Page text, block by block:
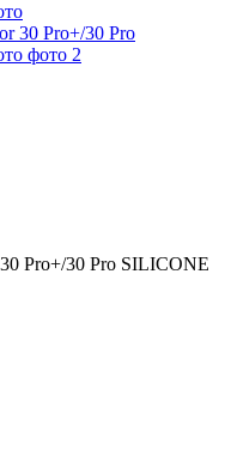
Pro+/30 Pro SILICONE